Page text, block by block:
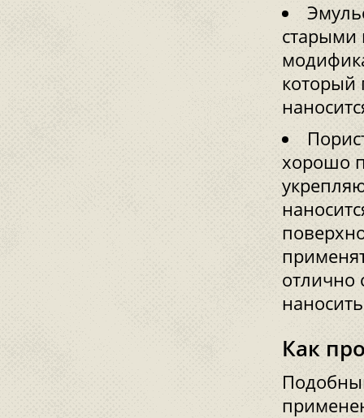
старыми
который
хорошо
отлично
Как